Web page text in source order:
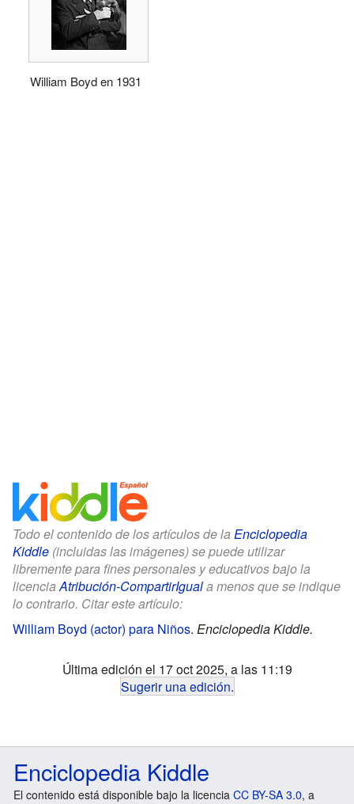
William Boyd en 1931
Todo el contenido de los artículos de la Enciclopedia
Kiddle (incluidas las imágenes) se puede utilizar
libremente para fines personales y educativos bajo la
licenciaAtribución-CompartirIguala menos que se indique
lo contrario. Citar este artículo:
William Boyd (actor) para Niños. Enciclopedia Kiddle.
Última edición el 17 oct 2025, a las 11:19
Sugerir una edición.
Enciclopedia Kiddle
El contenido está disponible bajo la licencia CC BY-SA 3.0, a